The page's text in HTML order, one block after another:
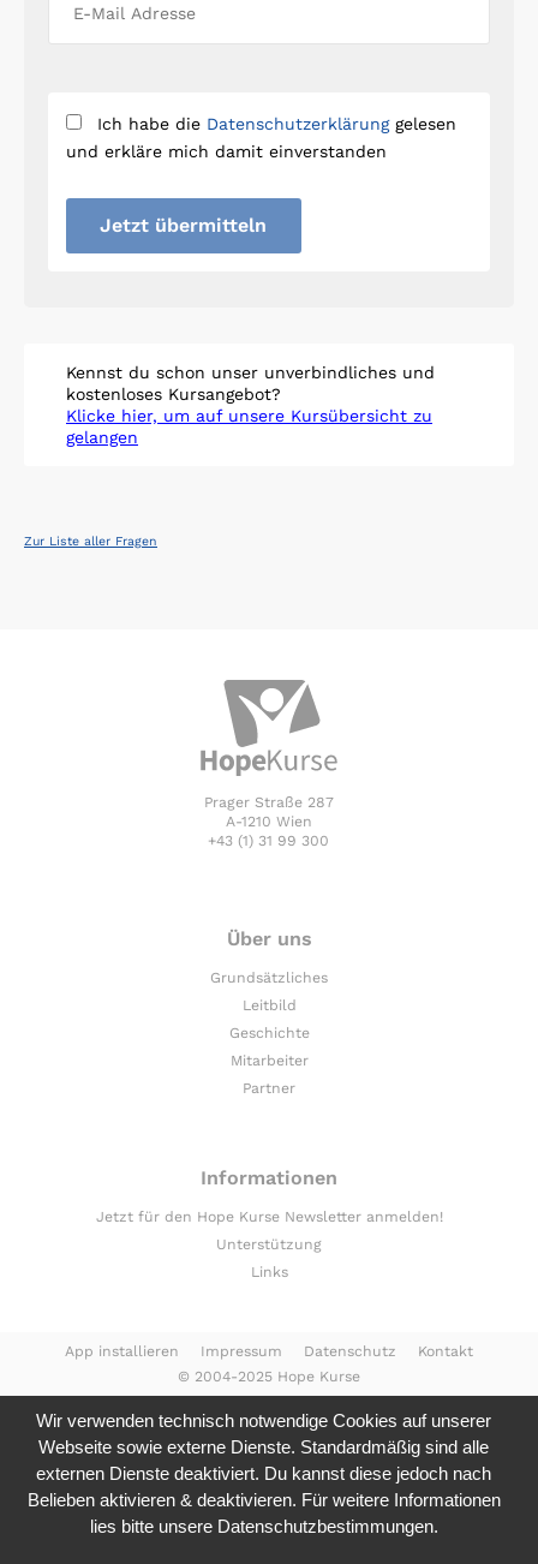
Ich habe die Datenschutzerklärunggelesen
und erkläre mich damit einverstanden
Jetzt übermitteln
Kennst du schon unser unverbindliches und
kostenloses Kursangebot?
Klicke hier, um auf unsere Kursübersicht zu
gelangen
Zur Liste aller Fragen
Prager Straße 287
A-1210 Wien
+43 (1) 31 99 300
Über uns
Grundsätzliches
Leitbild
Geschichte
Mitarbeiter
Partner
Informationen
Jetzt für den Hope Kurse Newsletter anmelden!
Unterstützung
Links
© 2004-2025 Hope Kurse
App installieren Impressum Datenschutz Kontakt
Wir verwenden technisch notwendige Cookies auf unserer
Webseite sowie externe Dienste. Standardmäßig sind alle
externen Dienste deaktiviert. Du kannst diese jedoch nach
Belieben aktivieren & deaktivieren. Für weitere Informationen
lies bitte unsere Datenschutzbestimmungen.